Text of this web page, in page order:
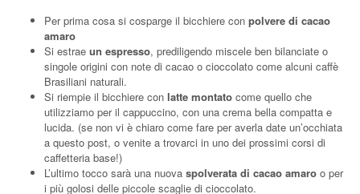
Per prima cosa si cosparge il bicchiere con polvere di cacao
amaro
Si estrae un espresso, prediligendo miscele ben bilanciate o
singole origini con note di cacao o cioccolato come alcuni caffè
Brasiliani naturali.
Si riempie il bicchiere con latte montato come quello che
utilizziamo per il cappuccino, con una crema bella compatta e
lucida. (se non vi è chiaro come fare per averla date un’occhiata
a questo post, o venite a trovarci in uno dei prossimi corsi di
caffetteria base!)
L’ultimo tocco sarà una nuova spolverata di cacao amaro o per
i più golosi delle piccole scaglie di cioccolato.